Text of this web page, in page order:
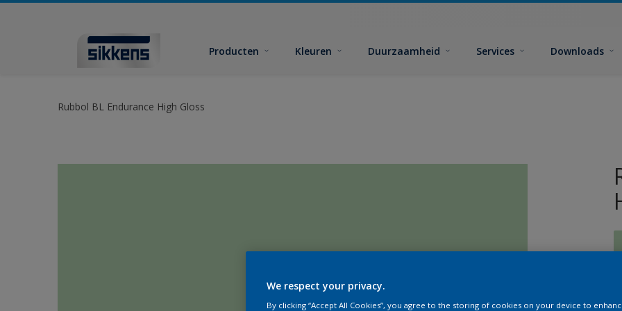
Producten Kleuren Duurzaamheid Services Downloads
Rubbol BL Endurance High Gloss
We respect your privacy.
By clicking “Accept All Cookies”, you agree to the storing of cookies on your device to